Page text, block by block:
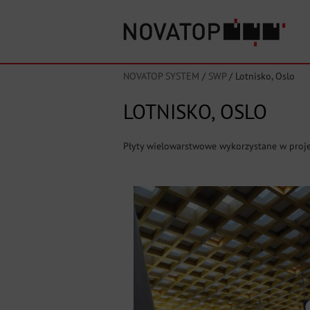
NOVATOP SYSTEM / SWP / Lotnisko, Oslo
LOTNISKO, OSLO
Płyty wielowarstwowe wykorzystane w